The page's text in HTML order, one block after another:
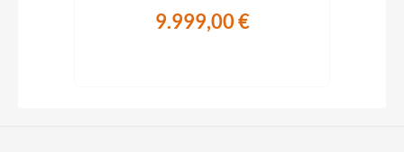
9.999,00 €